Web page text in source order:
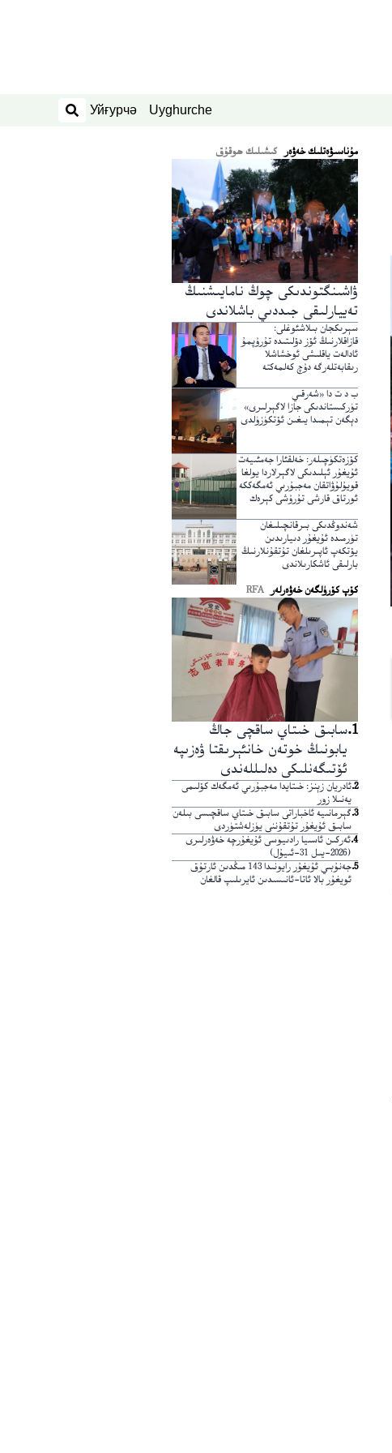
Uyghurche
Уйғурчә
ئىزدەش
ﻣﯘﻧﺎﺳﯩﯟﻩﺗﻠﯩﻚ ﺧﻪﯞﻩﺭ كىشىلىك ھوقۇق
ۋاشىنگتوندىكى چوڭ نامايىشنىڭ
تەييارلىقى جىددىي باشلاندى
سېرىكجان بىلاشئوغلى:
قازاقلارنىڭ ئۆز دۆلىتىدە تۇرۇپمۇ
ئادالەت ياقلىشى ئوخشاشلا
رىقابەتلەرگە دۇچ كەلمەكتە
ب د ت دا «شەرقىي
تۈركىستاندىكى جازا لاگېرلىرى»
دېگەن تېمىدا يىغىن ئۆتكۈزۈلدى
كۆزەتكۈچىلەر: خەلقئارا جەمئىيەت
ئۇيغۇر ئېلىدىكى لاگېرلاردا يولغا
قويۇلۇۋاتقان مەجبۇرىي ئەمگەككە
ئورتاق قارشى تۇرۇشى كېرەك
شەندوڭدىكى بىرقانچىلىغان
تۈرمىدە ئۇيغۇر دىيارىدىن
يۆتكەپ ئاپىرىلغان تۇتقۇنلارنىڭ
بارلىقى ئاشكارىلاندى
كۆپ كۆرۈلگەن خەۋەرلەر
RFA
1
.سابىق خىتاي ساقچى جاڭ
يابونىڭ خوتەن خانئېرىقتا ۋەزىپە
ئۆتىگەنلىكى دەلىللەندى
2
.ئادريان زېنز: خىتايدا مەجبۇرىي ئەمگەك كۆلىمى
يەنىلا زور
3
.گېرمانىيە ئاخباراتى سابىق خىتاي ساقچىسى بىلەن
سابىق ئۇيغۇر تۇتقۇننى يۈزلەشتۈردى
4
.ئەركىن ئاسىيا رادىيوسى ئۇيغۇرچە خەۋەرلىرى
(2026-يىل 31-ئىيۇل)
5
.
جەنۇبىي ئۇيغۇر رايونىدا 143 مىڭدىن ئارتۇق
ئويغۇر بالا ئاتا-ئانىسىدىن ئايرىلىپ قالغان